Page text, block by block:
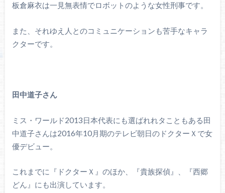
板倉麻衣は一見無表情でロボットのような女性刑事です。
また、それゆえ人とのコミュニケーションも苦手なキャラ
クターです。
田中道子さん
ミス・ワールド2013日本代表にも選ばれれタこともある田
中道子さんは2016年10月期のテレビ朝日のドクターＸで女
優デビュー。
これまでに『ドクターＸ』のほか、『貴族探偵』、『西郷
どん』にも出演しています。